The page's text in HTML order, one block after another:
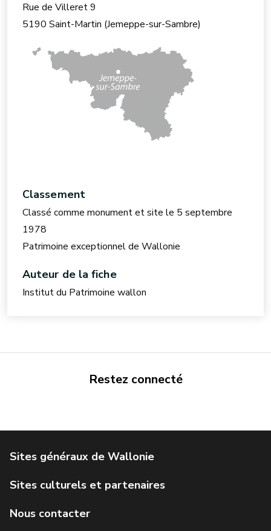
Rue de Villeret 9
5190 Saint-Martin (Jemeppe-sur-Sambre)
Classement
Classé comme monument et site le 5 septembre
1978
Patrimoine exceptionnel de Wallonie
Auteur de la fiche
Institut du Patrimoine wallon
Restez connecté
Service public de Wallonie
Géoportail de la Wallonie
Agence Wallonne du Patrimoine